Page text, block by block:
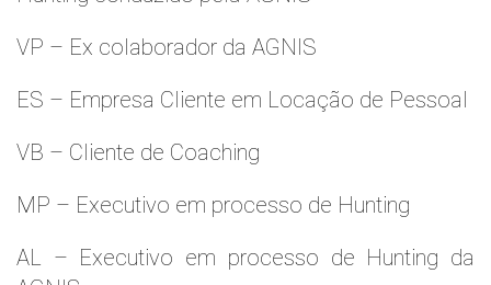
VP – Ex colaborador da AGNIS
ES – Empresa Cliente em Locação de Pessoal
VB – Cliente de Coaching
MP – Executivo em processo de Hunting
AL – Executivo em processo de Hunting da